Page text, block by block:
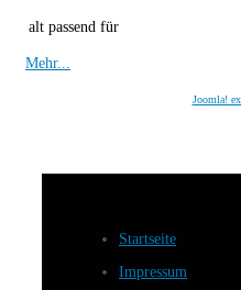
alt passend für
Mehr...
Joomla!
Startseite
Impressum